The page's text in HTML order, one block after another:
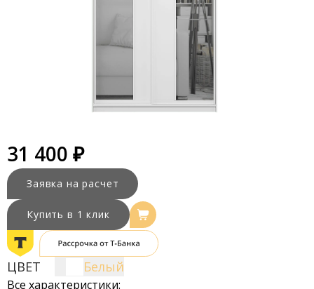
31 400 ₽
Заявка на расчет
Купить в 1 клик
ЦВЕТ Белый
Все характеристики: